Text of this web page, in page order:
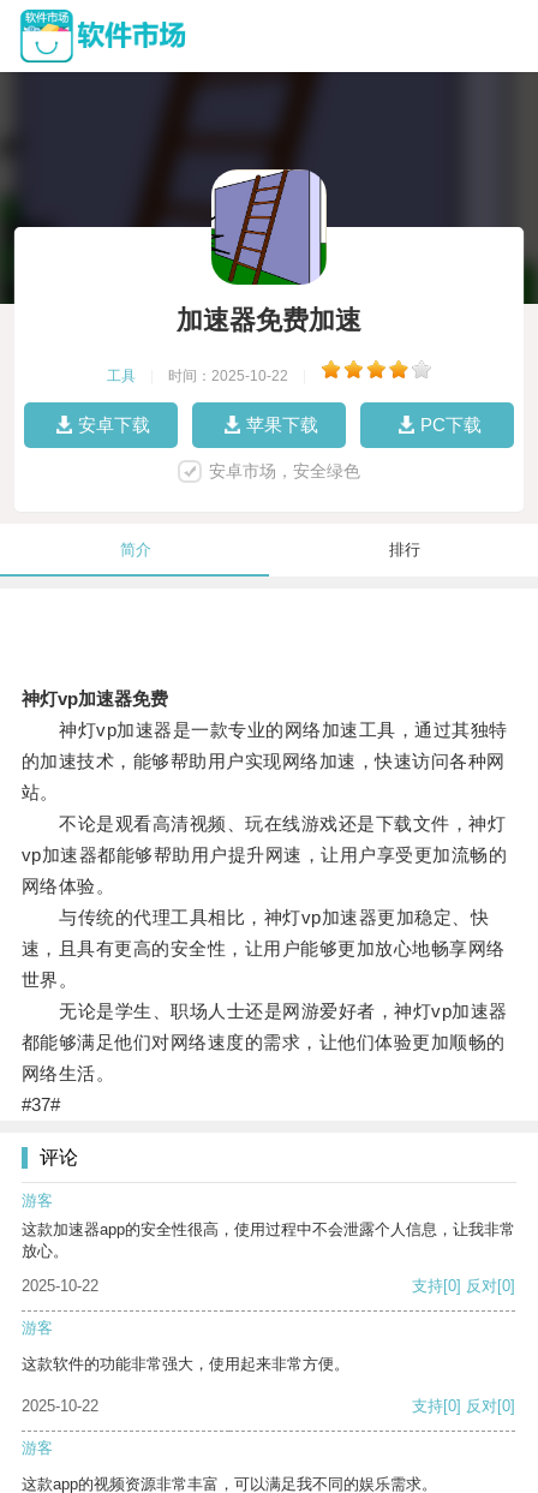
加速器免费加速
工具 时间：2025-10-22
安卓下载 苹果下载 PC下载
安卓市场，安全绿色
简介 排行
神灯vp加速器免费
神灯vp加速器是一款专业的网络加速工具，通过其独特
的加速技术，能够帮助用户实现网络加速，快速访问各种网
站。
不论是观看高清视频、玩在线游戏还是下载文件，神灯
vp加速器都能够帮助用户提升网速，让用户享受更加流畅的
网络体验。
与传统的代理工具相比，神灯vp加速器更加稳定、快
速，且具有更高的安全性，让用户能够更加放心地畅享网络
世界。
无论是学生、职场人士还是网游爱好者，神灯vp加速器
都能够满足他们对网络速度的需求，让他们体验更加顺畅的
网络生活。
#37#
评论
游客
这款加速器app的安全性很高，使用过程中不会泄露个人信息，让我非常
放心。
2025-10-22
支持[0] 反对[0]
游客
这款软件的功能非常强大，使用起来非常方便。
2025-10-22 支持[0] 反对[0]
游客
这款app的视频资源非常丰富，可以满足我不同的娱乐需求。